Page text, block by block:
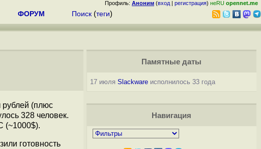
Профиль: Аноним (вход | регистрация) неRU opennet.me
ФОРУМ Поиск (теги)
рублей (плюс
328 человек.
(~1000$).
готовность
Памятные даты
17 июля Slackwareисполнилось 33 года
Навигация